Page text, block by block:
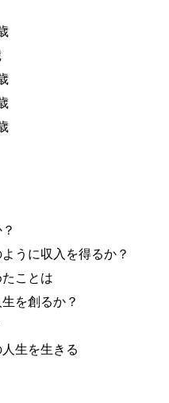
うに収入を得るか？
ことは
を創るか？
生を生きる